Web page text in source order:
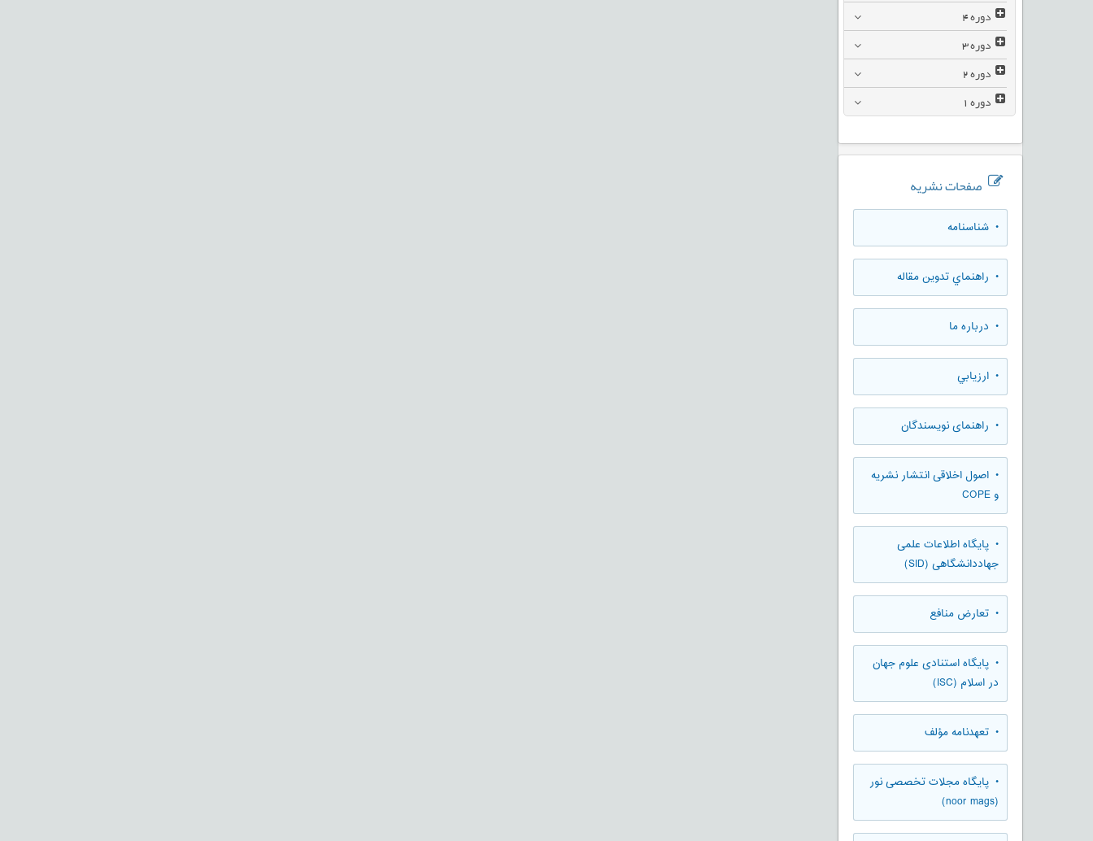
دوره
دوره
دوره
دوره
صفحات نشریه
• شناسنامه
• راهنماي تدوين مقاله
• درباره ما
• ارزيابي
• راهنمای نویسندگان
• اصول اخلاقی انتشار نشریه
و COPE
• پایگاه اطلاعات علمی
جهاددانشگاهی (SID)
• تعارض منافع
• پایگاه استنادی علوم جهان
در اسلام (ISC)
• تعهدنامه مؤلف
• پایگاه مجلات تخصصی نور
(noor mags)